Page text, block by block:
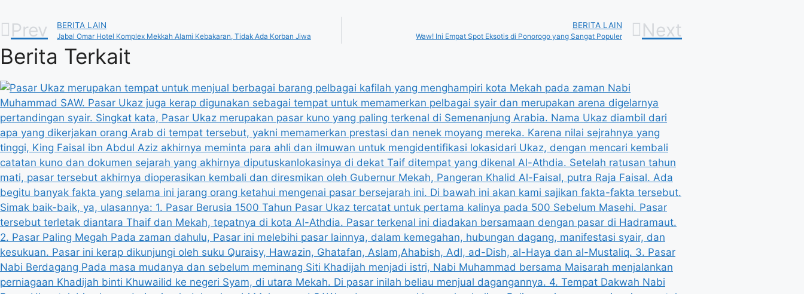
Prev BERITA LAIN
Jabal Omar Hotel Komplex Mekkah Alami Kebakaran, Tidak Ada Korban Jiwa
BERITA LAIN
Waw! Ini Empat Spot Eksotis di Ponorogo yang Sangat Populer Next
Berita Terkait